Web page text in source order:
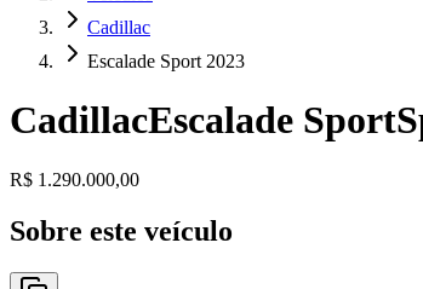
Cadillac
Escalade Sport 2023
CadillacEscalade Sport
R$ 1.290.000,00
Sobre este veículo